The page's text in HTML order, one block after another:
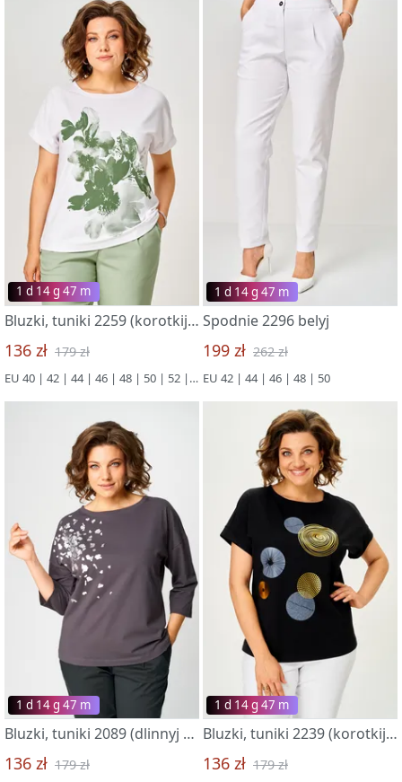
1 d 14 g 47 m
Bluzki, tuniki 2259 (korotkij rukav) zelenyj-belyj
136 zł 179 zł
EU 40 | 42 | 44 | 46 | 48 | 50 | 52 | 54 | 56
1 d 14 g 47 m
Spodnie 2296 belyj
199 zł 262 zł
EU 42 | 44 | 46 | 48 | 50
1 d 14 g 47 m
Bluzki, tuniki 2089 (dlinnyj rukav) grafitovyj
136 zł 179 zł
1 d 14 g 47 m
Bluzki, tuniki 2239 (korotkij rukav) chernyj
136 zł 179 zł